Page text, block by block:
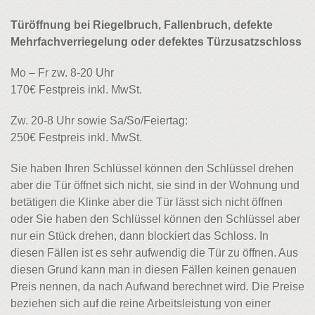
Türöffnung bei Riegelbruch, Fallenbruch, defekte
Mehrfachverriegelung oder defektes Türzusatzschloss
Mo – Fr zw. 8-20 Uhr
170€ Festpreis inkl. MwSt.
Zw. 20-8 Uhr sowie Sa/So/Feiertag:
250€ Festpreis inkl. MwSt.
Sie haben Ihren Schlüssel können den Schlüssel drehen
aber die Tür öffnet sich nicht, sie sind in der Wohnung und
betätigen die Klinke aber die Tür lässt sich nicht öffnen
oder Sie haben den Schlüssel können den Schlüssel aber
nur ein Stück drehen, dann blockiert das Schloss. In
diesen Fällen ist es sehr aufwendig die Tür zu öffnen. Aus
diesen Grund kann man in diesen Fällen keinen genauen
Preis nennen, da nach Aufwand berechnet wird. Die Preise
beziehen sich auf die reine Arbeitsleistung von einer